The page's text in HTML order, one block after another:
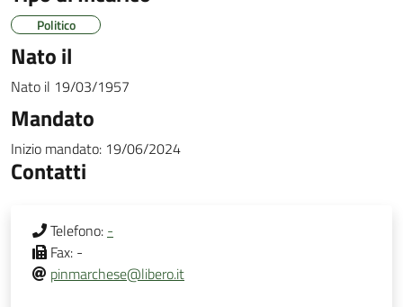
Politico
Nato il
Nato il 19/03/1957
Mandato
Inizio mandato: 19/06/2024
Contatti
Telefono: -
Fax: -
pinmarchese@libero.it